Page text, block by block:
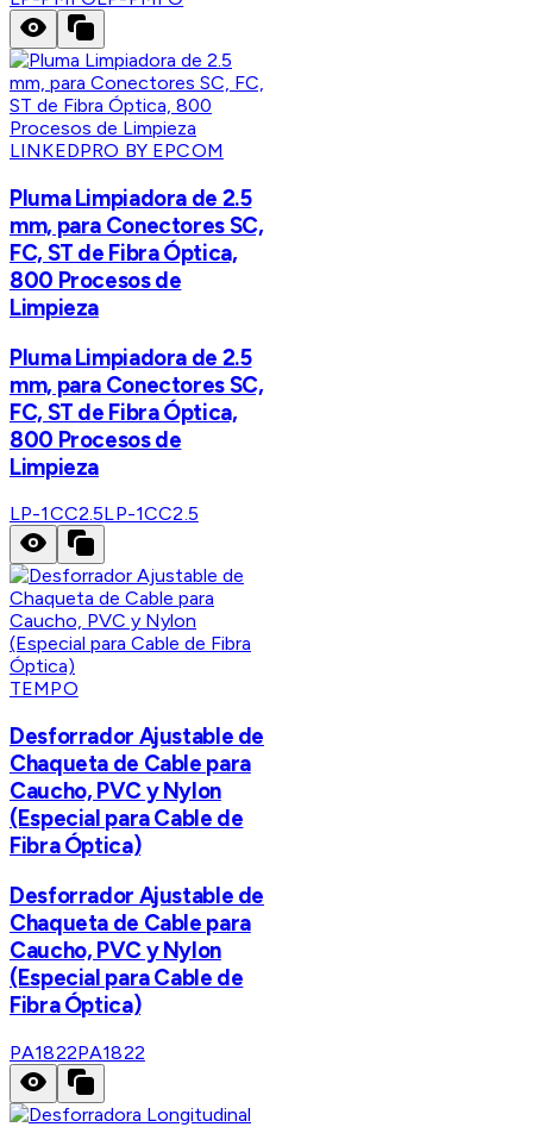
LINKEDPRO BY EPCOM
Pluma Limpiadora de 2.5
mm, para Conectores SC,
FC, ST de Fibra Óptica,
800 Procesos de
Limpieza
Pluma Limpiadora de 2.5
mm, para Conectores SC,
FC, ST de Fibra Óptica,
800 Procesos de
Limpieza
LP-1CC2.5LP-1CC2.5
TEMPO
Desforrador Ajustable de
Chaqueta de Cable para
Caucho, PVC y Nylon
(Especial para Cable de
Fibra Óptica)
Desforrador Ajustable de
Chaqueta de Cable para
Caucho, PVC y Nylon
(Especial para Cable de
Fibra Óptica)
PA1822PA1822